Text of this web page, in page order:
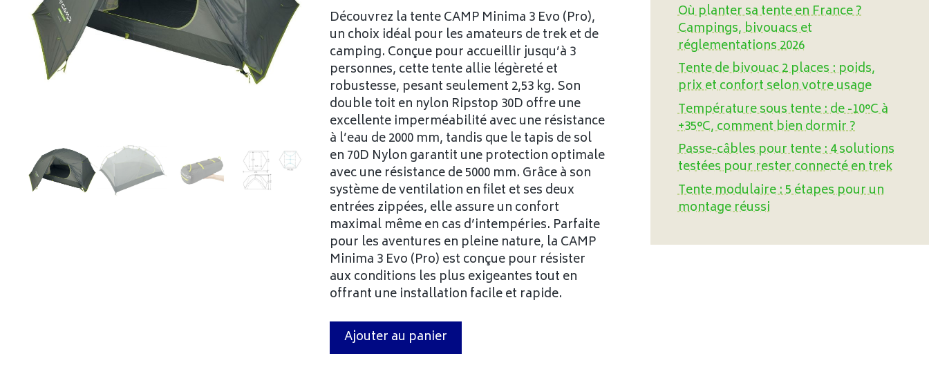
Découvrez la tente CAMP Minima 3 Evo (Pro),
un choix idéal pour les amateurs de trek et de
camping. Conçue pour accueillir jusqu’à 3
personnes, cette tente allie légèreté et
robustesse, pesant seulement 2,53 kg. Son
double toit en nylon Ripstop 30D offre une
excellente imperméabilité avec une résistance
à l’eau de 2000 mm, tandis que le tapis de sol
en 70D Nylon garantit une protection optimale
avec une résistance de 5000 mm. Grâce à son
système de ventilation en filet et ses deux
entrées zippées, elle assure un confort
maximal même en cas d’intempéries. Parfaite
pour les aventures en pleine nature, la CAMP
Minima 3 Evo (Pro) est conçue pour résister
aux conditions les plus exigeantes tout en
offrant une installation facile et rapide.
Ajouter au panier
Où planter sa tente en France ?
Campings, bivouacs et
réglementations 2026
Tente de bivouac 2 places : poids,
prix et confort selon votre usage
Température sous tente : de -10°C à
+35°C, comment bien dormir ?
Passe-câbles pour tente : 4 solutions
testées pour rester connecté en trek
Tente modulaire : 5 étapes pour un
montage réussi